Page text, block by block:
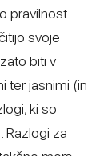
pravilnost
svoje
biti v
ter jasnimi (in
ki so
Razlogi za